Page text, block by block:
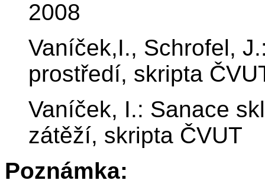
2008
Vaníček,I., Schrofel,
prostředí, skripta
Vaníček, I.: Sanace
zátěží, skripta ČVUT
Poznámka: